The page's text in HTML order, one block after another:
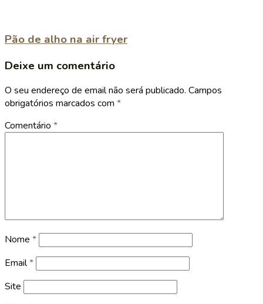
Pão de alho na air fryer
Deixe um comentário
O seu endereço de email não será publicado. Campos
obrigatórios marcados com *
Comentário *
Nome *
Email*
Site